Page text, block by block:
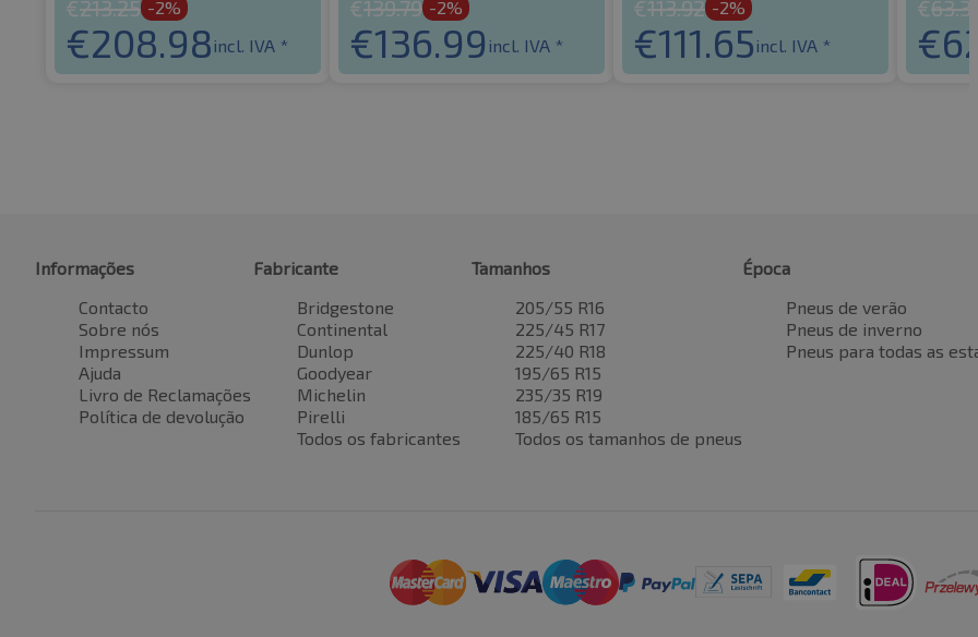
€213.25 -2%
€208.98 incl. IVA *
€139.79 -2%
€136.99 incl. IVA *
€113.92 -2%
€111.65 incl. IVA *
€63.32
€
Informações
Contacto
Sobre nós
Impressum
Ajuda
Livro de Reclamações
Política de devolução
Fabricante
Bridgestone
Continental
Dunlop
Goodyear
Michelin
Pirelli
Todos os fabricantes
Tamanhos
205/55 R16
225/45 R17
225/40 R18
195/65 R15
235/35 R19
185/65 R15
Todos os tamanhos de pneus
Época
Pneus de verão
Pneus de inverno
Pneus para todas as